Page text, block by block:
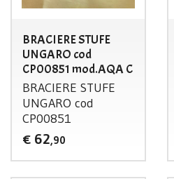
BRACIERE STUFE
UNGARO cod
CP00851 mod.AQA C
BRACIERE STUFE
UNGARO cod
CP00851
€ 62,90